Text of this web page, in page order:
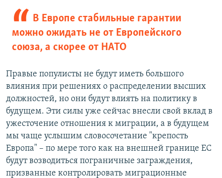
В Европе стабильные гарантии
можно ожидать не от Европейского
союза, а скорее от НАТО
Правые популисты не будут иметь большого
влияния при решениях о распределении высших
должностей, но они будут влиять на политику в
будущем. Эти силы уже сейчас внесли свой вклад в
ужесточение отношения к миграции, а в будущем
мы чаще услышим словосочетание "крепость
Европа" – по мере того как на внешней границе ЕС
будут возводиться пограничные заграждения,
призванные контролировать миграционные